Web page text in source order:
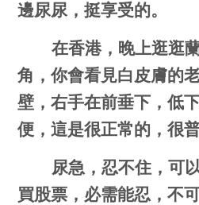
邊尿尿，挺享受的。
在香港，晚上逛逛
角，你會看見白皮膚的
壁，右手在前垂下，低
便，這是很正常的，很普
尿急，忍不住，可
買股票，必需能忍，不